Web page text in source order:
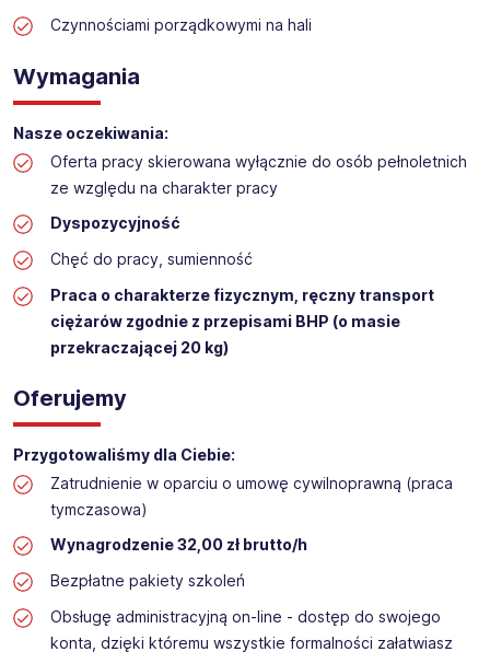
Obecnie dla naszego Klienta, poszukujemy osób na
Praca na hali w sklepie budowlanym
Lokalizacja: Rumia
Czynnościami porządkowymi na hali
Wymagania
Nasze oczekiwania:
Oferta pracy skierowana wyłącznie do osób pełnoletnich
ze względu na charakter pracy
Dyspozycyjność
Chęć do pracy, sumienność
Praca o charakterze fizycznym, ręczny transport
ciężarów zgodnie z przepisami BHP (o masie
przekraczającej 20 kg)
Oferujemy
Przygotowaliśmy dla Ciebie:
Zatrudnienie w oparciu o umowę cywilnoprawną (praca
tymczasowa)
Wynagrodzenie 32,00 zł brutto/h
Bezpłatne pakiety szkoleń
Obsługę administracyjną on-line - dostęp do swojego
konta, dzięki któremu wszystkie formalności załatwiasz